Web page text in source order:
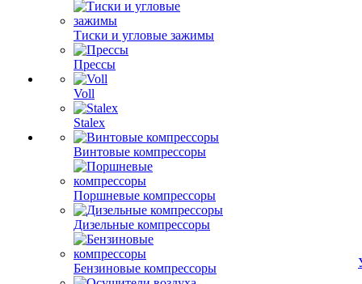
Тиски и угловые зажимы
Прессы
Voll
Stalex
Винтовые компрессоры
Поршневые компрессоры
Дизельные компрессоры
Бензиновые компрессоры